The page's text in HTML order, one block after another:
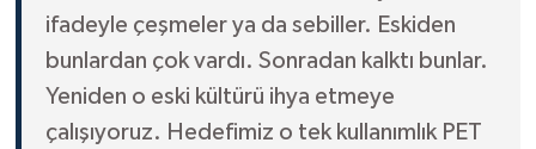
ifadeyle çeşmeler ya da sebiller. Eskiden
bunlardan çok vardı. Sonradan kalktı bunlar.
Yeniden o eski kültürü ihya etmeye
çalışıyoruz. Hedefimiz o tek kullanımlık PET